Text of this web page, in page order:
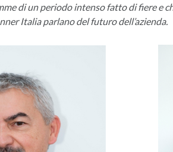
di un periodo intenso fatto di fiere e
Italia parlano del futuro dell’azienda.